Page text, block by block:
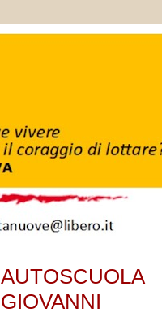
AUTOSCUOLA
GIOVANNI